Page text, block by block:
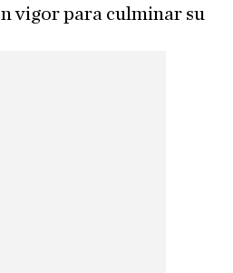
vigor para culminar su